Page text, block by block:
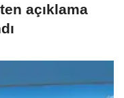
açıklama